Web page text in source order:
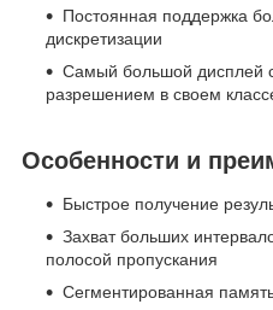
Постоянная поддержка
дискретизации
Самый большой дисплей
разрешением в своем
Особенности и
Быстрое получение
Захват больших
полосой пропускания
Сегментированная